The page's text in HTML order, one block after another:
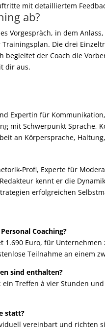
mit detailliertem
ab?
Vorgespräch, in dem
Die drei
begleitet der Coach die
dir aus.
Expertin für
mit Schwerpunkt Sprache,
an Körpersprache,
Profi, Experte für
kennt er die
erfolgreichen
Coaching?
1.690 Euro, für
Teilnahme an einem
sind enthalten?
ein Treffen à vier Stunden
statt?
vereinbart und richten